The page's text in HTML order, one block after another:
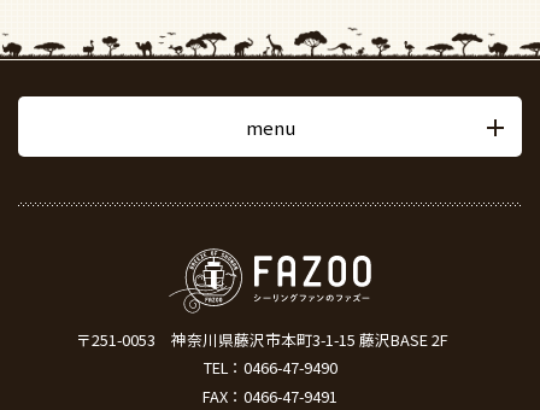
menu
〒251-0053
神奈川県藤沢市本町3-1-15 藤沢BASE 2F
TEL： 0466-47-9490
FAX：0466-47-9491